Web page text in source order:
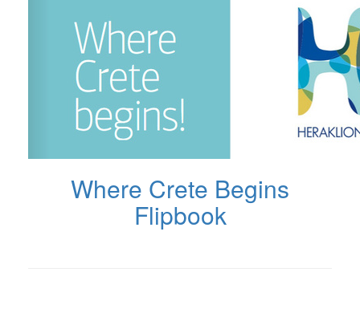
Where Crete Begins
Flipbook